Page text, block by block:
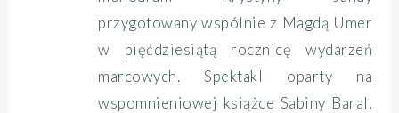
przygotowany wspólnie z Magdą Umer
w pięćdziesiątą rocznicę wydarzeń
marcowych. Spektakl oparty na
wspomnieniowej książce Sabiny Baral,